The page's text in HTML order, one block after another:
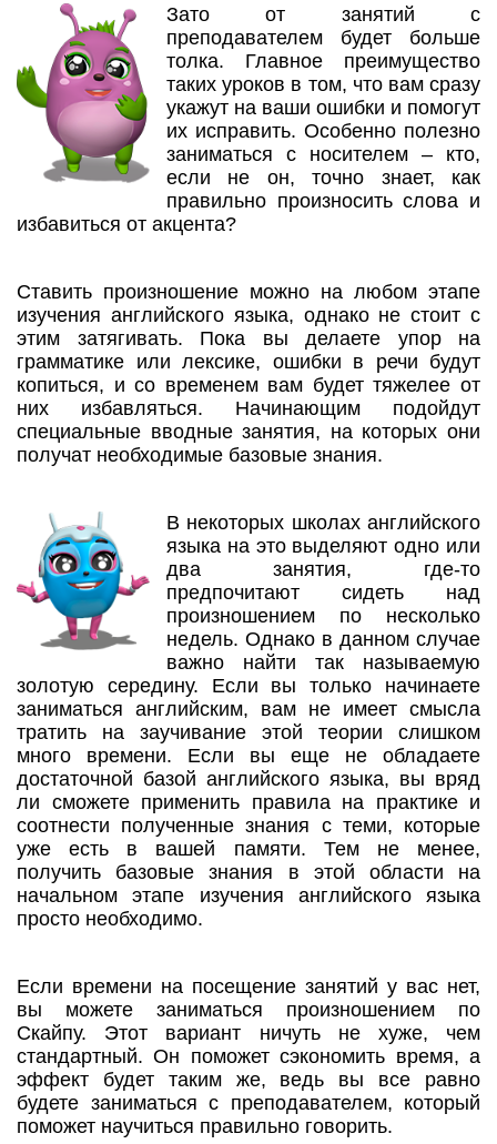
Зато от занятий с
преподавателем будет больше
толка. Главное преимущество
таких уроков в том, что вам сразу
укажут на ваши ошибки и помогут
их исправить. Особенно полезно
заниматься с носителем – кто,
если не он, точно знает, как
правильно произносить слова и
избавиться от акцента?
Ставить произношение можно на любом этапе
изучения английского языка, однако не стоит с
этим затягивать. Пока вы делаете упор на
грамматике или лексике, ошибки в речи будут
копиться, и со временем вам будет тяжелее от
них избавляться. Начинающим подойдут
специальные вводные занятия, на которых они
получат необходимые базовые знания.
В некоторых школах английского
языка на это выделяют одно или
два занятия, где-то
предпочитают сидеть над
произношением по несколько
недель. Однако в данном случае
важно найти так называемую
золотую середину. Если вы только начинаете
заниматься английским, вам не имеет смысла
тратить на заучивание этой теории слишком
много времени. Если вы еще не обладаете
достаточной базой английского языка, вы вряд
ли сможете применить правила на практике и
соотнести полученные знания с теми, которые
уже есть в вашей памяти. Тем не менее,
получить базовые знания в этой области на
начальном этапе изучения английского языка
просто необходимо.
Если времени на посещение занятий у вас нет,
вы можете заниматься произношением по
Скайпу. Этот вариант ничуть не хуже, чем
стандартный. Он поможет сэкономить время, а
эффект будет таким же, ведь вы все равно
будете заниматься с преподавателем, который
поможет научиться правильно говорить.